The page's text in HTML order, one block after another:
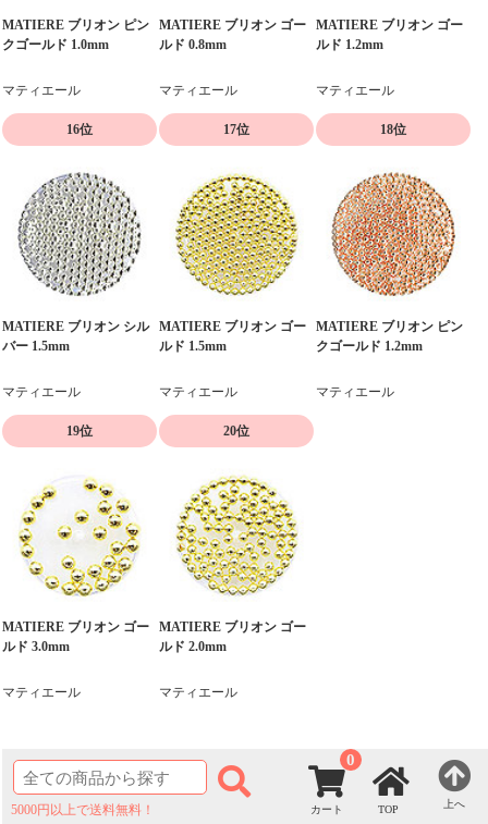
TOP
0
5000円以上で送料無料！
MATIERE ブリオン ピン
クゴールド 1.0mm
マティエール
MATIERE ブリオン ゴー
ルド 0.8mm
マティエール
MATIERE ブリオン ゴー
ルド 1.2mm
マティエール
16位
MATIERE ブリオン シル
バー 1.5mm
マティエール
17位
MATIERE ブリオン ゴー
ルド 1.5mm
マティエール
18位
MATIERE ブリオン ピン
クゴールド 1.2mm
マティエール
19位
MATIERE ブリオン ゴー
ルド 3.0mm
マティエール
20位
MATIERE ブリオン ゴー
ルド 2.0mm
マティエール
上へ